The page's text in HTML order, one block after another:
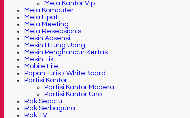
Meja Kantor Vip
Meja Komputer
Meja Lipat
Meja Meeting
Meja Resepsionis
Mesin Absensi
Mesin Hitung Uang
Mesin Penghancur Kertas
Mesin Tik
Mobile File
Papan Tulis / WhiteBoard
Partisi Kantor
Partisi Kantor Modera
Partisi Kantor Uno
Rak Sepatu
Rak Serbaguna
Rak TV